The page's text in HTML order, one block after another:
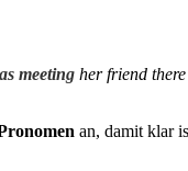
meeting her friend
an, damit klar